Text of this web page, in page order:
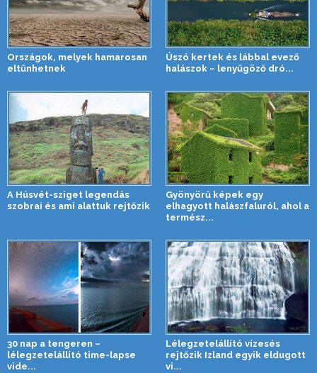
Országok, melyek hamarosan
eltűnhetnek
Úszó kertek és lábbal evező
halászok – lenyűgöző dró...
A Húsvét-sziget legendás
szobrai és ami alattuk rejtőzik
Gyönyörű képek egy
elhagyott halászfaluról, ahol a
termész...
30 nap a tengeren –
lélegzetelállító time-lapse
vide...
Lélegzetelállító vízesés
rejtőzik Izland egyik eldugott
vi...